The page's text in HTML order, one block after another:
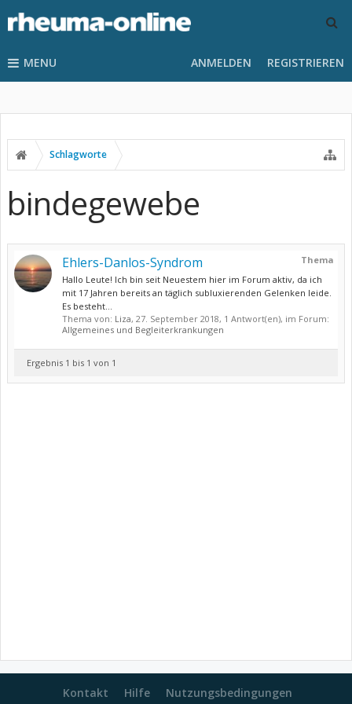
MENU ANMELDEN REGISTRIEREN
Schlagworte
bindegewebe
Thema
Ehlers-Danlos-Syndrom
Hallo Leute! Ich bin seit Neuestem hier im Forum aktiv, da ich
mit 17 Jahren bereits an täglich subluxierenden Gelenken leide.
Es besteht...
Thema von: Liza, 27. September 2018, 1 Antwort(en), im Forum:
Allgemeines und Begleiterkrankungen
Ergebnis 1 bis 1 von 1
Kontakt Hilfe Nutzungsbedingungen